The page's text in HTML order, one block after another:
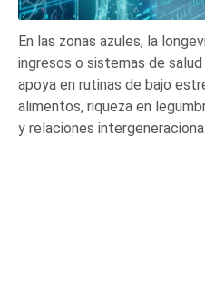
En las zonas azules, la
ingresos o sistemas de
apoya en rutinas de bajo
alimentos, riqueza en
y relaciones